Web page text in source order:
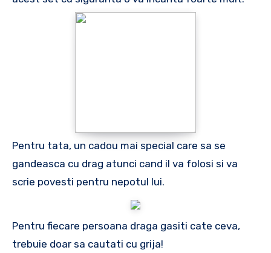
Pentru tata, un cadou mai special care sa se
gandeasca cu drag atunci cand il va folosi si va
scrie povesti pentru nepotul lui.
Pentru fiecare persoana draga gasiti cate ceva,
trebuie doar sa cautati cu grija!